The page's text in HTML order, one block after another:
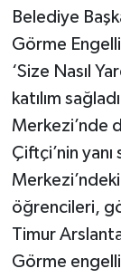
Belediye
Görme
‘Size Nasıl
katılım
Merkezi’nde
Çiftçi’nin
öğrencileri,
Timur
Görme